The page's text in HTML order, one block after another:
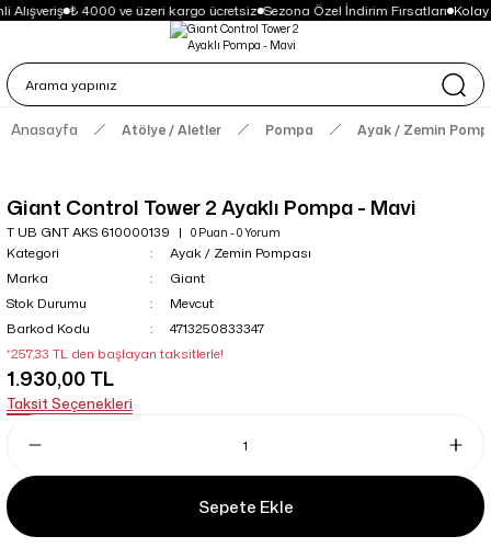
Alışveriş ₺ 4000 ve üzeri kargo ücretsiz Sezona Özel İndirim Fırsatları Kolay
Anasayfa Atölye / Aletler Pompa Ayak / Zemin
Giant Control Tower 2 Ayaklı Pompa - Mavi
T UB GNT AKS 610000139 0 Puan - 0 Yorum
Kategori
Ayak / Zemin Pompası
Marka
Giant
Stok Durumu
Mevcut
Barkod Kodu
4713250833347
*257,33 TL den başlayan taksitlerle!
1.930,00 TL
Taksit Seçenekleri
Sepete Ekle